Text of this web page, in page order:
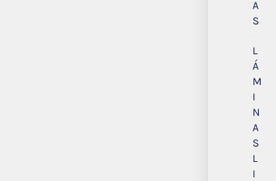
A
S
L
Á
M
I
N
A
S
L
I